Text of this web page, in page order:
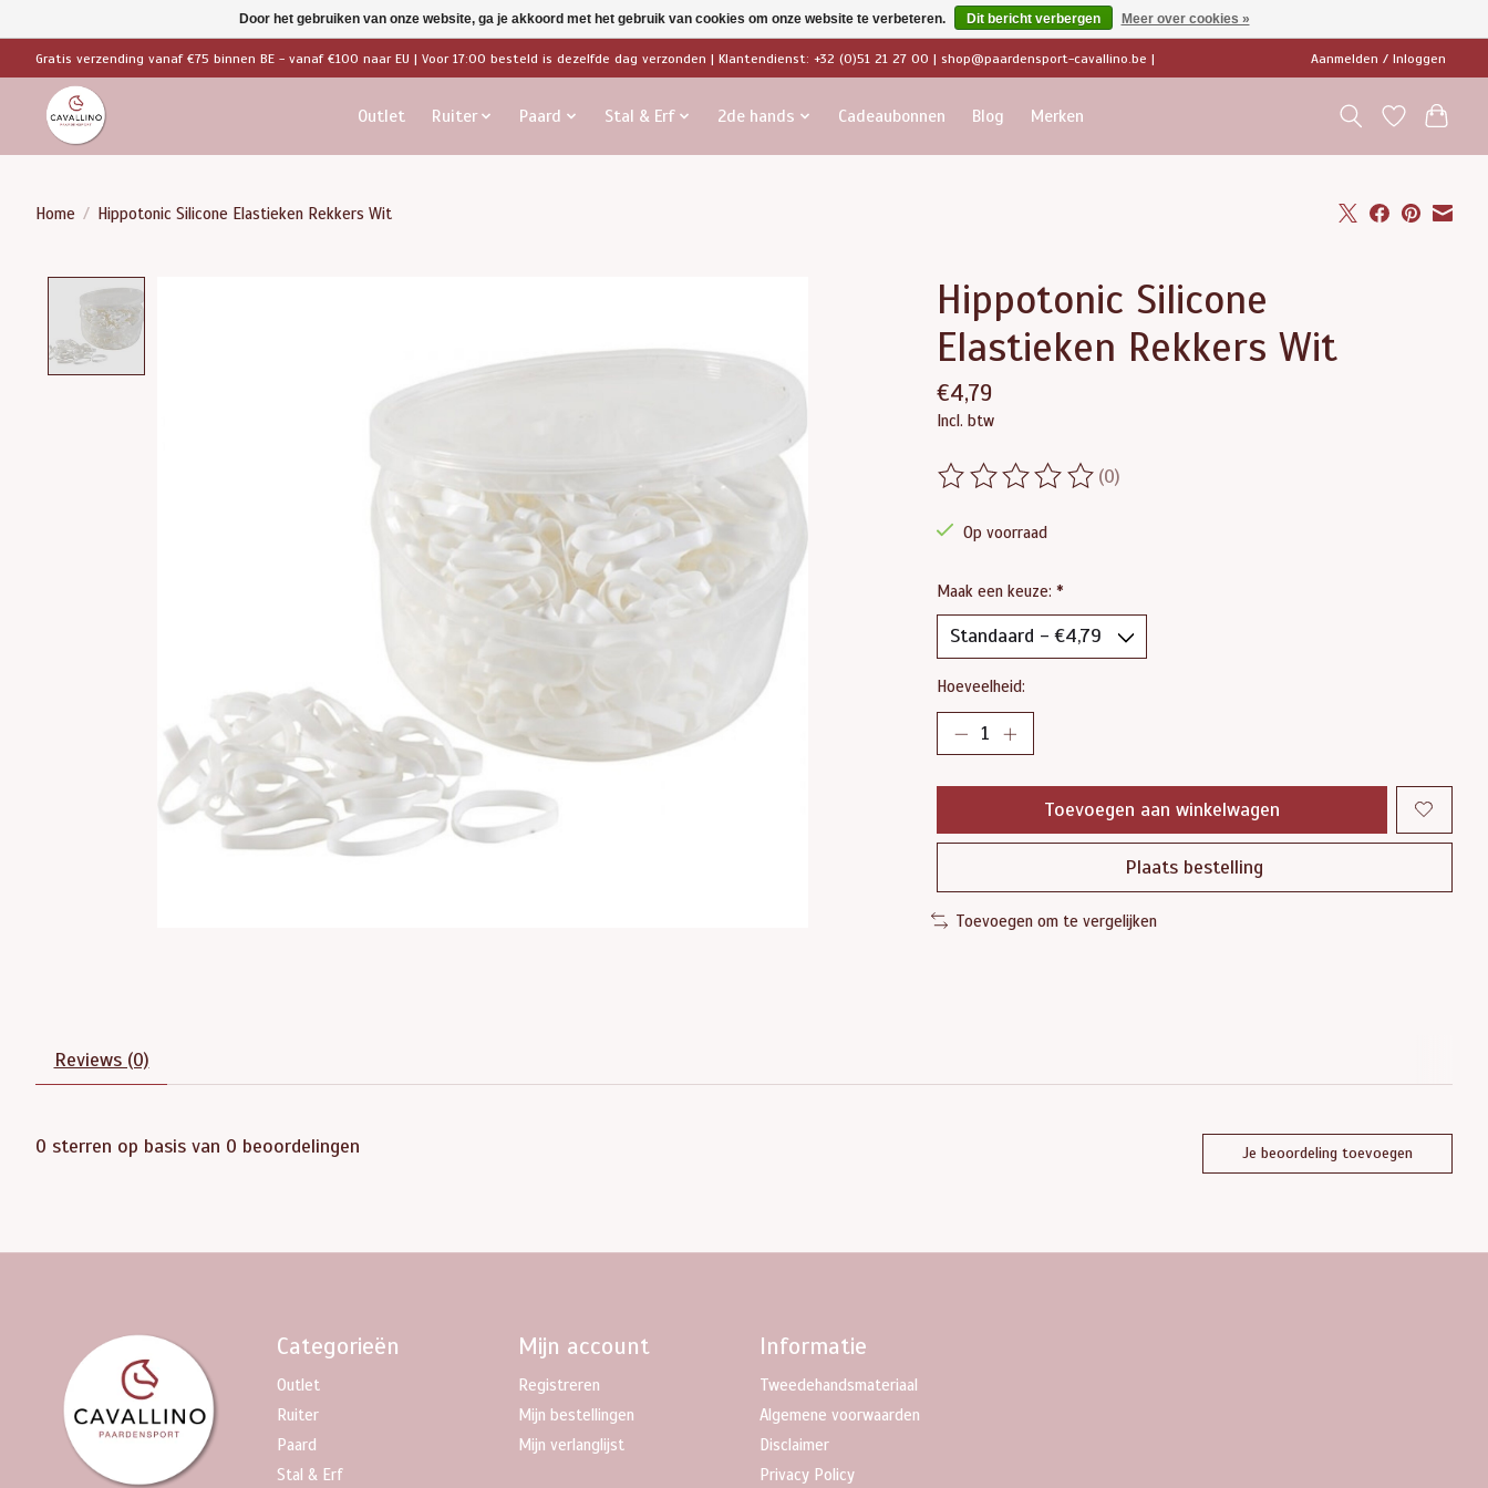
Gratis verzending vanaf €75 binnen BE - vanaf €100 naar EU | Voor 17:00 besteld is dezelfde dag verzonden | Klantendienst: +32 (0)51 21 27 00 | shop@paardensport-cavallino.be | Aanmelden / Inloggen
Outlet Ruiter Paard Stal & Erf 2de hands Cadeaubonnen Blog Merken
Home / Hippotonic Silicone Elastieken Rekkers Wit
Hippotonic Silicone
Elastieken Rekkers Wit
€4,79
Incl. btw
De beoordeling van dit product is
(0)
Op voorraad
Maak een keuze: *
Hoeveelheid:
Toevoegen aan winkelwagen
Plaats bestelling
Toevoegen om te vergelijken
Reviews (0)
0 sterren op basis van 0 beoordelingen Je beoordeling toevoegen
Categorieën
Outlet
Ruiter
Paard
Stal & Erf
Mijn account
Registreren
Mijn bestellingen
Mijn verlanglijst
Informatie
Tweedehandsmateriaal
Algemene voorwaarden
Disclaimer
Privacy Policy
Door het gebruiken van onze website, ga je akkoord met het gebruik van cookies om onze website te verbeteren. Dit bericht verbergen Meer over cookies »